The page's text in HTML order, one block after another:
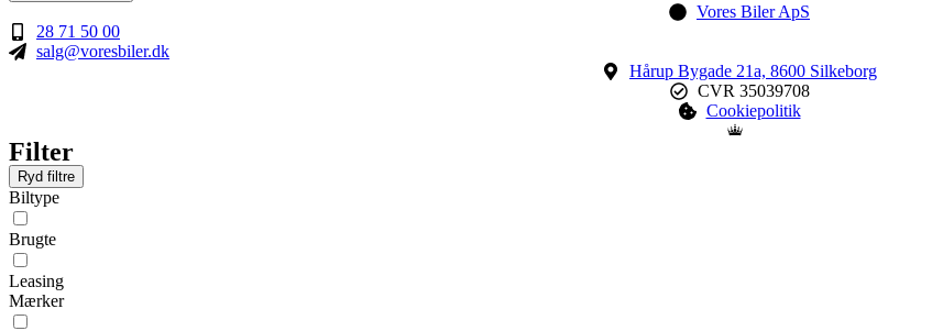
Vores Biler ApS
28 71 50 00
salg@voresbiler.dk
Hårup Bygade 21a, 8600 Silkeborg
CVR 35039708
Cookiepolitik
Filter
Ryd filtre
Biltype
Brugte
Leasing
Mærker